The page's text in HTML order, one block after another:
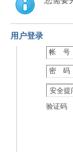
用户登录
帐 号
密 码
验证码